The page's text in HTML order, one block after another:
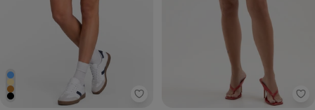
Minty - Shorts Saia Feminino